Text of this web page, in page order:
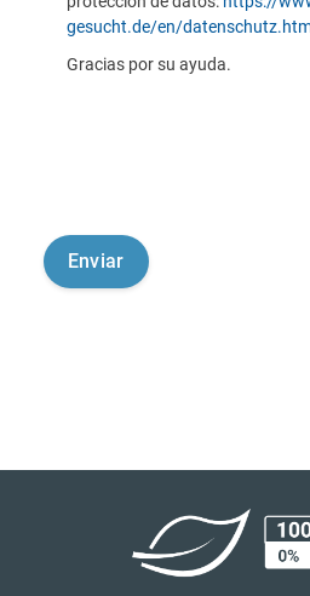
gesucht.de/en/
Gracias por su ayuda.